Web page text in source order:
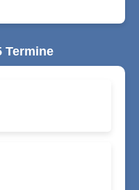
Termine